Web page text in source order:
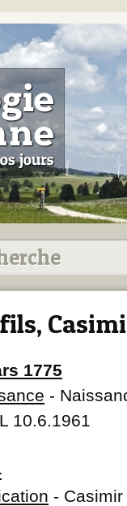
1775
-
10.6.1961
-